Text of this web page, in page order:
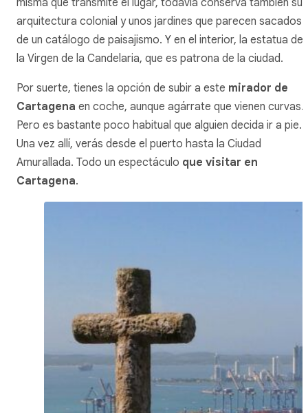
arquitectura colonial y unos jardines que parecen sacados
de un catálogo de paisajismo. Y en el interior, la estatua de
la Virgen de la Candelaria, que es patrona de la ciudad.
Por suerte, tienes la opción de subir a este mirador de
Cartagena en coche, aunque agárrate que vienen curvas.
Pero es bastante poco habitual que alguien decida ir a pie.
Una vez allí, verás desde el puerto hasta la Ciudad
Amurallada. Todo un espectáculo que visitar en
Cartagena.